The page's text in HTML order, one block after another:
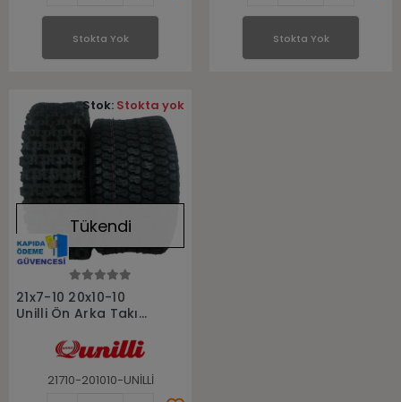
Stokta Yok Stokta Yok
Stokta Yok
Tükendi
21x7-10 20x10-10
Unilli Ön Arka Takım
21710-201010-UNİLLİ
Stok: Stokta yok